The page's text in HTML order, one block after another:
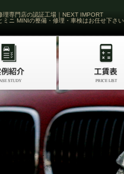
理専門店の認証工場｜NEXT IMPORT
ミニ MINIの整備・修理・車検はお任せ下さい